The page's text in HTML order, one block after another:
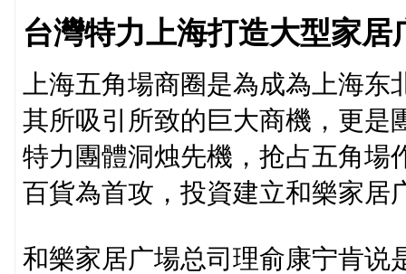
台灣特力上海打造大型家居
上海五角場商圈是為成為上海
其所吸引所致的巨大商機，更是
特力團體洞烛先機，抢占五角場
百貨為首攻，投資建立和樂家居
和樂家居广場总司理俞康宁肯说